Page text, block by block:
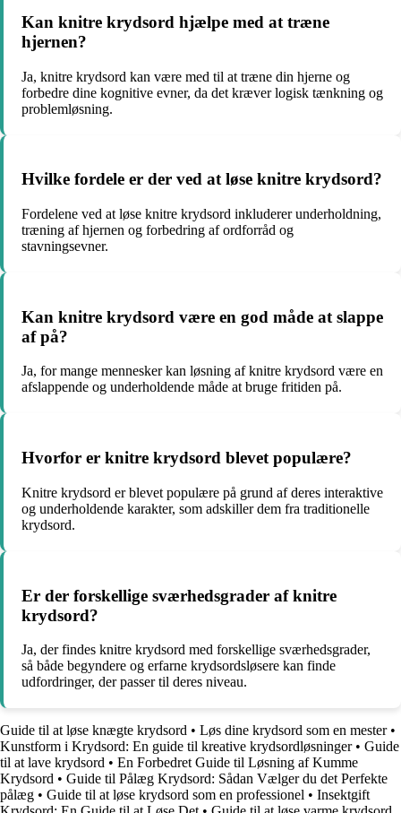
Kan knitre krydsord hjælpe med at træne
hjernen?
Ja, knitre krydsord kan være med til at træne din hjerne og
forbedre dine kognitive evner, da det kræver logisk tænkning og
problemløsning.
Hvilke fordele er der ved at løse knitre krydsord?
Fordelene ved at løse knitre krydsord inkluderer underholdning,
træning af hjernen og forbedring af ordforråd og
stavningsevner.
Kan knitre krydsord være en god måde at slappe
af på?
Ja, for mange mennesker kan løsning af knitre krydsord være en
afslappende og underholdende måde at bruge fritiden på.
Hvorfor er knitre krydsord blevet populære?
Knitre krydsord er blevet populære på grund af deres interaktive
og underholdende karakter, som adskiller dem fra traditionelle
krydsord.
Er der forskellige sværhedsgrader af knitre
krydsord?
Ja, der findes knitre krydsord med forskellige sværhedsgrader,
så både begyndere og erfarne krydsordsløsere kan finde
udfordringer, der passer til deres niveau.
Guide til at løse knægte krydsord • Løs dine krydsord som en mester•
Kunstform i Krydsord: En guide til kreative krydsordløsninger• Guide
til at lave krydsord • En Forbedret Guide til Løsning af Kumme
Krydsord • Guide til Pålæg Krydsord: Sådan Vælger du det Perfekte
pålæg • Guide til at løse krydsord som en professionel • Insektgift